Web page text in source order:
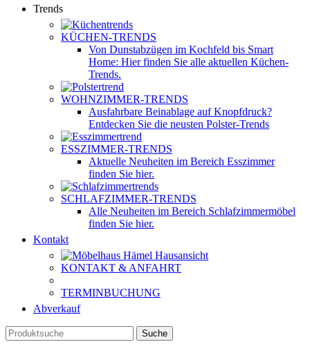
Trends
KÜCHEN-TRENDS
Von Dunstabzügen im Kochfeld bis Smart
Home: Hier finden Sie alle aktuellen Küchen-
Trends.
WOHNZIMMER-TRENDS
Ausfahrbare Beinablage auf Knopfdruck?
Entdecken Sie die neusten Polster-Trends
ESSZIMMER-TRENDS
Aktuelle Neuheiten im Bereich Esszimmer
finden Sie hier.
SCHLAFZIMMER-TRENDS
Alle Neuheiten im Bereich Schlafzimmermöbel
finden Sie hier.
Kontakt
KONTAKT & ANFAHRT
TERMINBUCHUNG
Abverkauf
Suche